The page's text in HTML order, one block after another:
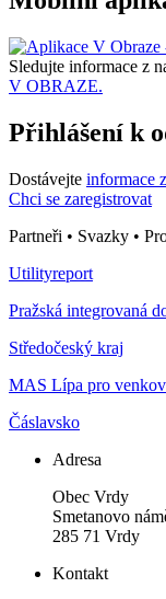
Sledujte informace z
V OBRAZE.
Přihlášení k
Dostávejte informace
Chci se zaregistrovat
Partneři • Svazky •
Utilityreport
Pražská integrovaná
Středočeský kraj
MAS Lípa pro venkov
Čáslavsko
Adresa
Obec Vrdy
Smetanovo
285 71 Vrdy
Kontakt